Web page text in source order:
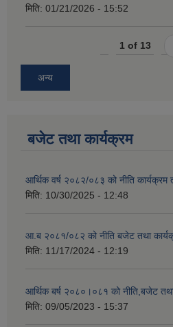
मिति: 01/21/2026 - 15:52
1 of 13
अन्य
बजेट तथा कार्यक्रम
आर्थिक वर्ष २०८२/०८३ को नीति
मिति: 10/30/2025 - 12:48
आ.ब २०८१/०८२ को नीति बजेट तथा
मिति: 11/17/2024 - 12:19
आर्थिक बर्ष २०८०।०८१ को नीति,बजेट
मिति: 09/05/2023 - 15:37